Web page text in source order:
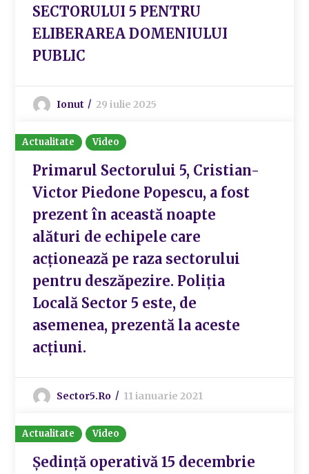
SECTORULUI 5 PENTRU
ELIBERAREA DOMENIULUI
PUBLIC
Ionut 29 iulie 2025
Actualitate Video
Primarul Sectorului 5, Cristian-
Victor Piedone Popescu, a fost
prezent în această noapte
alături de echipele care
acționează pe raza sectorului
pentru deszăpezire. Poliția
Locală Sector 5 este, de
asemenea, prezentă la aceste
acțiuni.
Sector5.ro 11 ianuarie 2021
Actualitate Video
Ședință operativă 15 decembrie